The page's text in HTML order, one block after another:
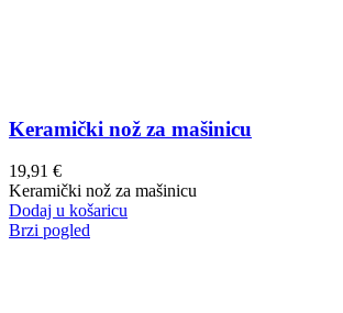
Keramički nož za mašinicu
19,91 €
Keramički nož za mašinicu
Dodaj u košaricu
Brzi pogled